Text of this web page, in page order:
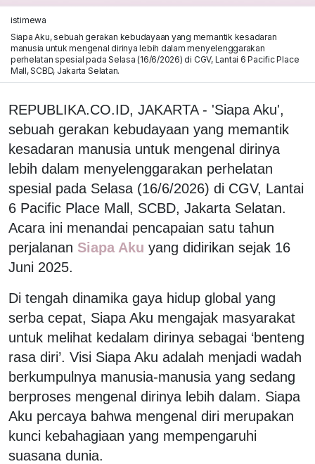
istimewa
Siapa Aku, sebuah gerakan kebudayaan yang memantik kesadaran
manusia untuk mengenal dirinya lebih dalam menyelenggarakan
perhelatan spesial pada Selasa (16/6/2026) di CGV, Lantai 6 Pacific Place
Mall, SCBD, Jakarta Selatan.
REPUBLIKA.CO.ID, JAKARTA - 'Siapa Aku',
sebuah gerakan kebudayaan yang memantik
kesadaran manusia untuk mengenal dirinya
lebih dalam menyelenggarakan perhelatan
spesial pada Selasa (16/6/2026) di CGV, Lantai
6 Pacific Place Mall, SCBD, Jakarta Selatan.
Acara ini menandai pencapaian satu tahun
perjalanan Siapa Aku yang didirikan sejak 16
Juni 2025.
Di tengah dinamika gaya hidup global yang
serba cepat, Siapa Aku mengajak masyarakat
untuk melihat kedalam dirinya sebagai ‘benteng
rasa diri’. Visi Siapa Aku adalah menjadi wadah
berkumpulnya manusia-manusia yang sedang
berproses mengenal dirinya lebih dalam. Siapa
Aku percaya bahwa mengenal diri merupakan
kunci kebahagiaan yang mempengaruhi
suasana dunia.